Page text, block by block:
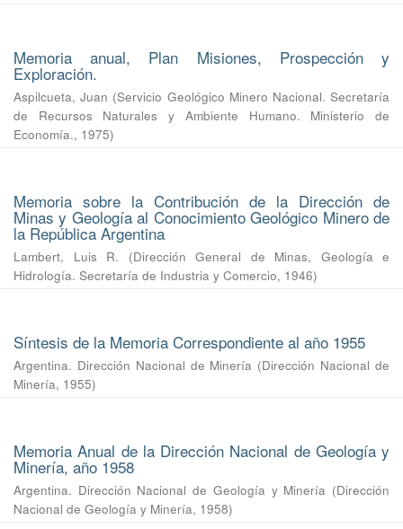
Memoria anual, Plan Misiones, Prospección y
Exploración.
Aspilcueta, Juan (Servicio Geológico Minero Nacional. Secretaría
de Recursos Naturales y Ambiente Humano. Ministerio de
Economía., 1975)
Memoria sobre la Contribución de la Dirección de
Minas y Geología al Conocimiento Geológico Minero de
la República Argentina
Lambert, Luis R. (Dirección General de Minas, Geología e
Hidrología. Secretaría de Industria y Comercio, 1946)
Síntesis de la Memoria Correspondiente al año 1955
Argentina. Dirección Nacional de Minería (Dirección Nacional de
Minería, 1955)
Memoria Anual de la Dirección Nacional de Geología y
Minería, año 1958
Argentina. Dirección Nacional de Geología y Minería (Dirección
Nacional de Geología y Minería, 1958)